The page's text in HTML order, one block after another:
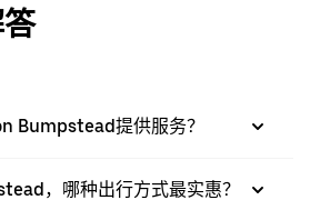
Bumpstead提供服务？
，哪种出行方式最实惠？